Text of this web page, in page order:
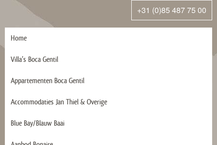
+31 (0)85 487 75 00
Home
Villa’s Boca Gentil
Appartementen Boca Gentil
Accommodaties Jan Thiel & Overige
Blue Bay/Blauw Baai